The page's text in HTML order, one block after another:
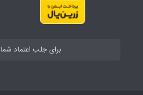
برای جلب اعتماد شما